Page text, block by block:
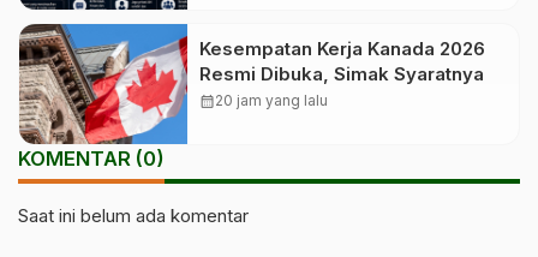
Kesempatan Kerja Kanada 2026
Resmi Dibuka, Simak Syaratnya
calendar_month20 jam yang lalu
KOMENTAR (0)
Saat ini belum ada komentar